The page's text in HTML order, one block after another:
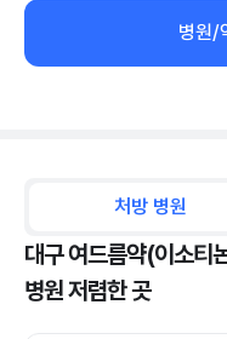
병원/
처방 병원
대구 여드름약(이소티
병원 저렴한 곳